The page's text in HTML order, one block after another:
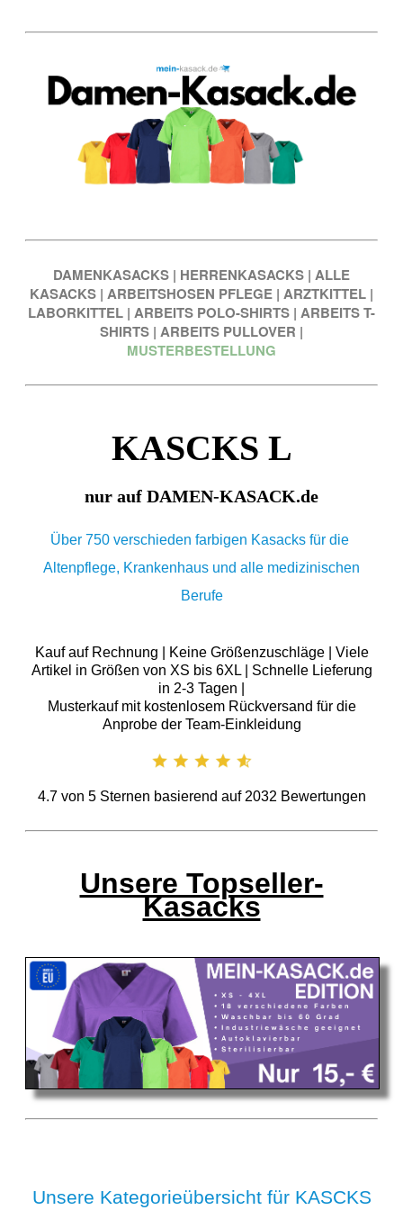
DAMENKASACKS | HERRENKASACKS | ALLE
KASACKS | ARBEITSHOSEN PFLEGE | ARZTKITTEL |
LABORKITTEL | ARBEITS POLO-SHIRTS | ARBEITS T-
SHIRTS | ARBEITS PULLOVER |
MUSTERBESTELLUNG
KASCKS L
nur auf DAMEN-KASACK.de
Über 750 verschieden farbigen Kasacks für die
Altenpflege, Krankenhaus und alle medizinischen
Berufe
Kauf auf Rechnung | Keine Größenzuschläge | Viele
Artikel in Größen von XS bis 6XL | Schnelle Lieferung
in 2-3 Tagen |
Musterkauf mit kostenlosem Rückversand für die
Anprobe der Team-Einkleidung
4.7von 5Sternen basierend auf 2032 Bewertungen
Unsere Topseller-
Kasacks
Unsere Kategorieübersicht für KASCKS